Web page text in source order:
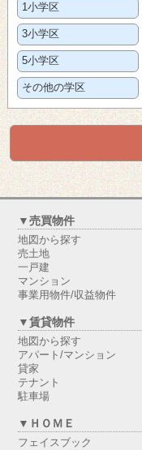
1小学区
3小学区
5小学区
その他の学区
▼売買物件
地図から探す
売土地
一戸建
マンション
事業用物件/収益物件
▼賃貸物件
地図から探す
アパート/マンション
貸家
テナント
駐車場
▼ＨＯＭＥ
フェイスブック